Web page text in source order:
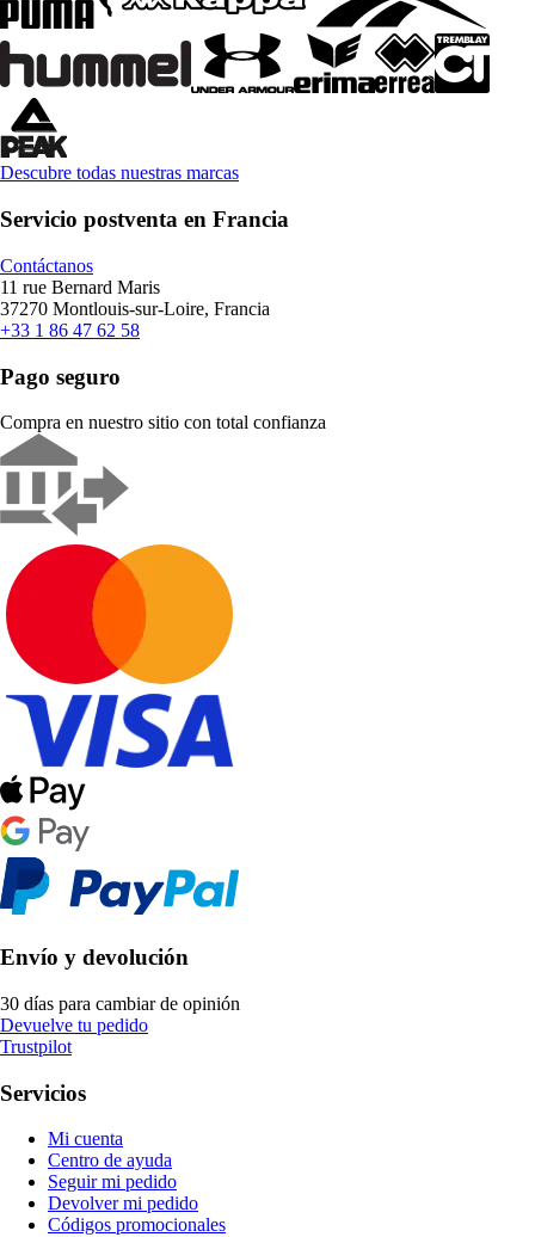
Descubre todas nuestras marcas
Servicio postventa en Francia
Contáctanos
11 rue Bernard Maris
37270 Montlouis-sur-Loire, Francia
+33 1 86 47 62 58
Pago seguro
Compra en nuestro sitio con total confianza
Envío y devolución
30 días para cambiar de opinión
Devuelve tu pedido
Trustpilot
Servicios
Mi cuenta
Centro de ayuda
Seguir mi pedido
Devolver mi pedido
Códigos promocionales